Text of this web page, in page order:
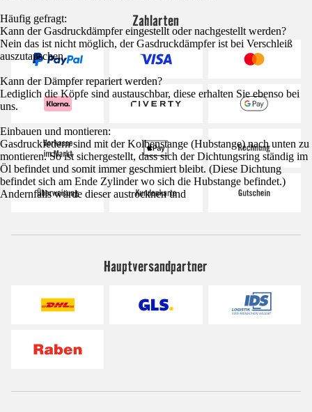
Häufig gefragt:
Kann der Gasdruckdämpfer eingestellt oder nachgestellt werden?
Nein das ist nicht möglich, der Gasdruckdämpfer ist bei Verschleiß
auszutauschen.
Kann der Dämpfer repariert werden?
Lediglich die Köpfe sind austauschbar, diese erhalten Sie ebenso bei
uns.
Einbauen und montieren:
Gasdruckfedern sind mit der Kolbenstange (Hubstange) nach unten zu
montieren. So ist sichergestellt, dass sich der Dichtungsring ständig im
Öl befindet und somit immer geschmiert bleibt. (Diese Dichtung
befindet sich am Ende Zylinder wo sich die Hubstange befindet.)
Andernfalls würde dieser austrocknen und
Zahlarten
Hauptversandpartner